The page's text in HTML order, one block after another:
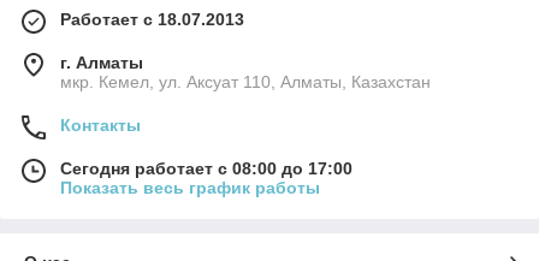
Работает с 18.07.2013
г. Алматы
мкр. Кемел, ул. Аксуат 110, Алматы, Казахстан
Контакты
Сегодня работает с 08:00 до 17:00
Показать весь график работы